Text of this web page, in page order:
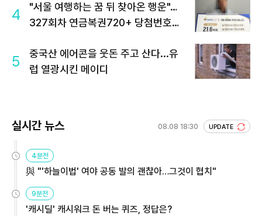
4
"서울 여행하는 꿈 뒤 찾아온 행운"…
327회차 연금복권720+ 당첨번호조
5
중국산 에어콘을 웃돈 주고 산다...유
럽 열광시킨 메이디
실시간 뉴스 08.08 18:30 UPDATE
4분전
與 "'하늘이법' 여야 공동 발의 괜찮아…그것이 협치"
9분전
'캐시딜' 캐시워크 돈 버는 퀴즈, 정답은?